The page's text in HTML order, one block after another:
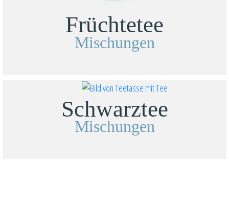
Früchtetee
Mischungen
Schwarztee
Mischungen